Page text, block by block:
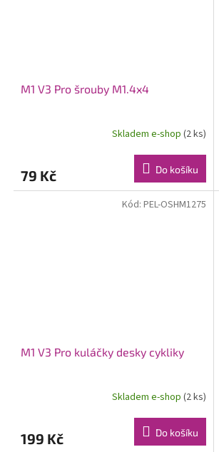
M1 V3 Pro šrouby M1.4x4
Skladem e-shop (2 ks)
79 Kč Do košíku
M1 V3 Pro kuláčky desky cykliky
Skladem e-shop (2 ks)
199 Kč Do košíku
Kód: PEL-OSHM1275